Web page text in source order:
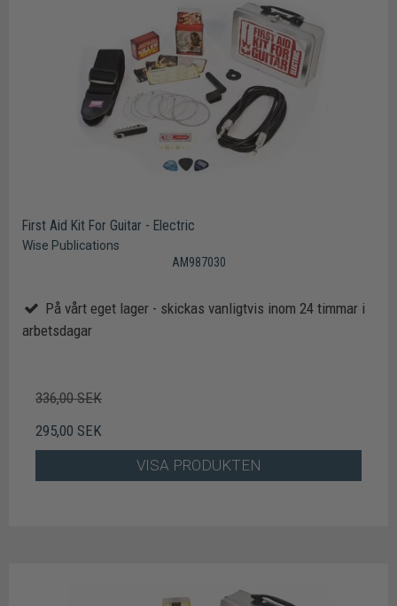
First Aid Kit For Guitar - Electric
Wise Publications
AM987030
På vårt eget lager - skickas vanligtvis inom 24 timmar i
arbetsdagar
336,00 SEK
295,00 SEK
VISA PRODUKTEN